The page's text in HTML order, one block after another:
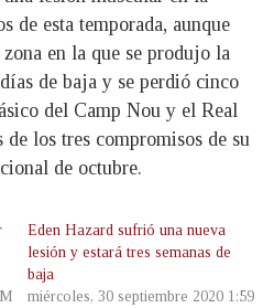
de esta temporada, aunque
en la que se produjo la
de baja y se perdió cinco
del Camp Nou y el Real
los tres compromisos de su
de octubre.
Eden Hazard sufrió una nueva
lesión y estará tres semanas de
baja
miércoles, 30 septiembre 2020 1:59